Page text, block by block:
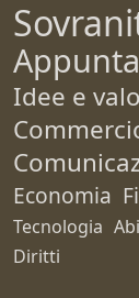
Idee e
Economia
Tecnologia
Diritti